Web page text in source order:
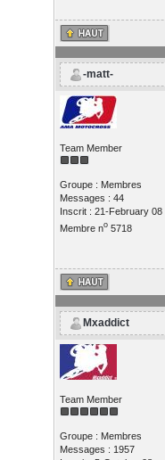
-matt-
Team Member
Groupe : Membres
Messages : 44
Inscrit : 21-February 08
Membre no5718
Mxaddict
Team Member
Groupe : Membres
Messages : 1957